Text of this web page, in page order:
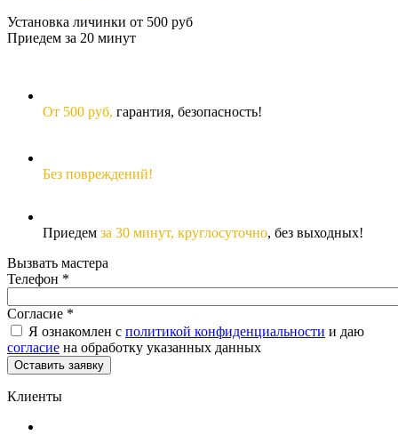
Установка личинки от 500 руб
Приедем за 20 минут
От 500 руб, гарантия, безопасность!
Без повреждений!
Приедем за 30 минут, круглосуточно, без выходных!
Вызвать мастера
Телефон *
Согласие *
Я ознакомлен с политикой конфиденциальности и даю
согласие на обработку указанных данных
Клиенты